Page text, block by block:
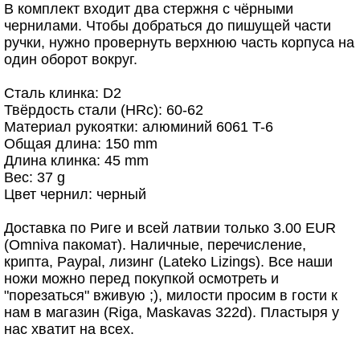
В комплект входит два стержня с чёрными
чернилами. Чтобы добраться до пишущей части
ручки, нужно провернуть верхнюю часть корпуса на
один оборот вокруг.
Сталь клинка: D2
Твёрдость стали (HRс): 60-62
Материал рукоятки: алюминий 6061 T-6
Общая длина: 150 mm
Длина клинка: 45 mm
Вес: 37 g
Цвет чернил: черный
Доставка по Риге и всей латвии только 3.00 EUR
(Omniva пакомат). Наличные, перечисление,
крипта, Paypal, лизинг (Lateko Lizings). Все наши
ножи можно перед покупкой осмотреть и
"порезаться" вживую ;), милости просим в гости к
нам в магазин (Riga, Maskavas 322d). Пластыря у
нас хватит на всех.